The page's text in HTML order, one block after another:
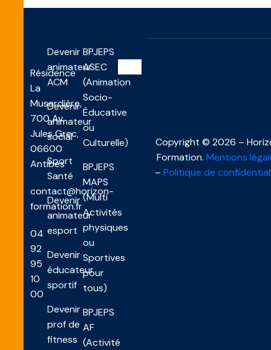
Résidence
La
Musardière,
700 Av.
Jules Grec,
06600
Antibes
contact@horizon-
formation.fr
04
92
95
10
00
Devenir
animateur
ACM
Devenir
animateur
social
Sport
Santé
Devenir
animateur
esport
Devenir
éducateur
sportif
Devenir
prof de
fitness
BPJEPS
ASEC
(Animation
Socio-
Éducative
ou
Culturelle)
BPJEPS
MAPS
(Multi
Activités
physiques
ou
Sportives
pour
tous)
BPJEPS
AF
(Activité
Copyright © 2026 –
Formation. Mentions
– Politique de